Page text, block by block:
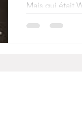
Mais qui était Walt Disney ?
de cet univers
Entrez dans
Walt était